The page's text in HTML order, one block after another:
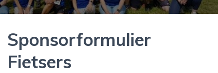
I
G
Sponsorformulier
Fietsers